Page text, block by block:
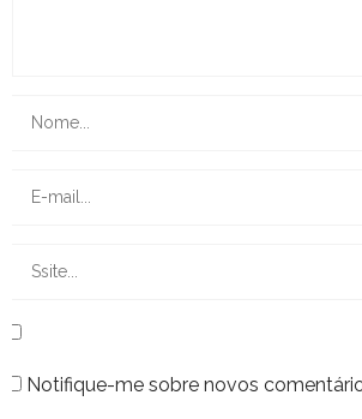
Notifique-me sobre novos